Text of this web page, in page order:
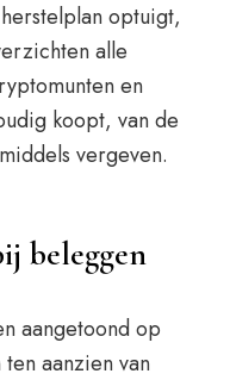
optuigt,
alle
en
koopt, van de
vergeven.
beleggen
aangetoond op
aanzien van